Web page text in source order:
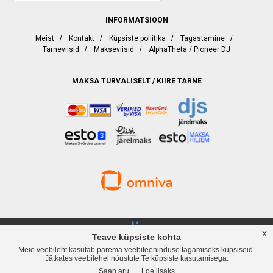
INFORMATSIOON
Meist / Kontakt / Küpsiste poliitika / Tagastamine /
Tarneviisid
/ Makseviisid / AlphaTheta / Pioneer DJ
MAKSA TURVALISELT / KIIRE TARNE
djservice.ee, Rävala puiestee 19, Tallinn, Telefon +372 537 358 82
www.djservice.ee, Email: info@djservice.ee
Teave küpsiste kohta
Meie veebileht kasutab parema veebiteeninduse tagamiseks küpsiseid.
Jätkates veebilehel nõustute Te küpsiste kasutamisega.
Saan aru
Loe lisaks
x